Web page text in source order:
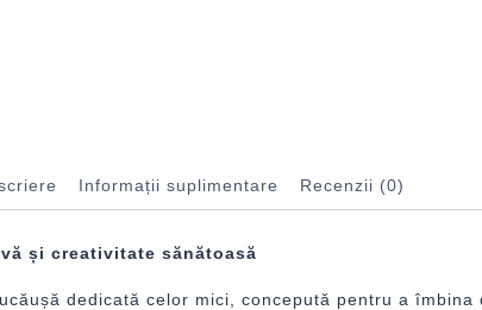
Informații suplimentare Recenzii (0)
și creativitate sănătoasă
dedicată celor mici, concepută pentru a